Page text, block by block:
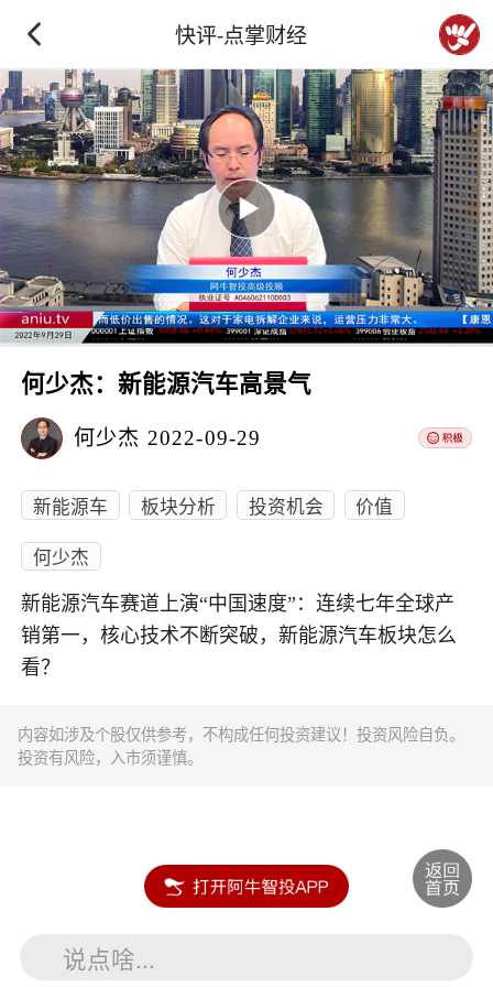
快评-点掌财经
何少杰：新能源汽车高景气
何少杰 2022-09-29
新能源车 板块分析 投资机会
价值
何少杰
新能源汽车赛道上演“中国速度”：连续七年全球产
销第一，核心技术不断突破，新能源汽车板块怎么
看？
内容如涉及个股仅供参考，不构成任何投资建议！投资风险自负。
投资有风险，入市须谨慎。
说点啥...